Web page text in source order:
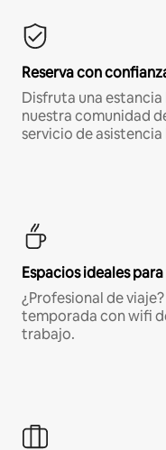
Reserva con
Disfruta una
nuestra comunidad
servicio de asistencia
Espacios ideales
¿Profesional de
temporada con wifi
trabajo.